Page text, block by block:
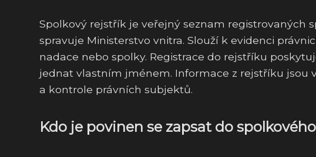
Spolkový rejstřík je veřejný seznam registrovaných
spravuje Ministerstvo vnitra. Slouží k evidenci
nadace nebo spolky. Registrace do rejstříku
jednat vlastním jménem. Informace z rejstříku jsou
a kontrole právních subjektů.
Kdo je povinen se zapsat do